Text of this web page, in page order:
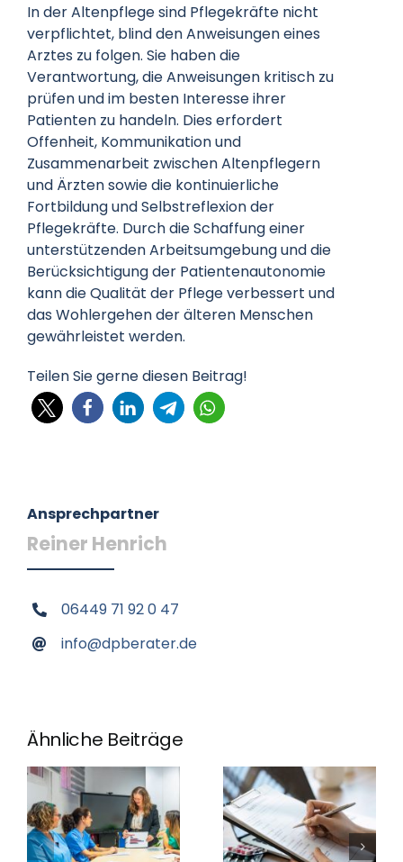
In der Altenpflege sind Pflegekräfte nicht
verpflichtet, blind den Anweisungen eines
Arztes zu folgen. Sie haben die
Verantwortung, die Anweisungen kritisch zu
prüfen und im besten Interesse ihrer
Patienten zu handeln. Dies erfordert
Offenheit, Kommunikation und
Zusammenarbeit zwischen Altenpflegern
und Ärzten sowie die kontinuierliche
Fortbildung und Selbstreflexion der
Pflegekräfte. Durch die Schaffung einer
unterstützenden Arbeitsumgebung und die
Berücksichtigung der Patientenautonomie
kann die Qualität der Pflege verbessert und
das Wohlergehen der älteren Menschen
gewährleistet werden.
Teilen Sie gerne diesen Beitrag!
Ansprechpartner
Reiner Henrich
06449 71 92 0 47
info@dpberater.de
Ähnliche Beiträge